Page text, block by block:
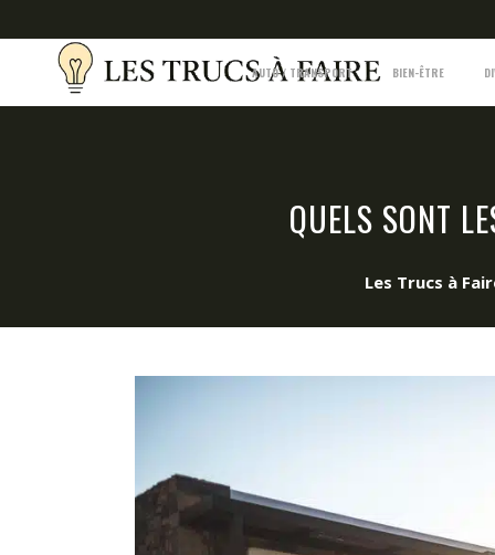
AUTO / TRANSPORT BIEN-ÊTRE
QUELS SONT
Les Trucs à